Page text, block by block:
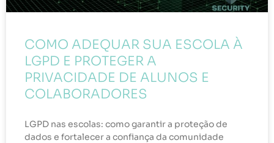
COMO ADEQUAR SUA ESCOLA À
LGPD E PROTEGER A
PRIVACIDADE DE ALUNOS E
COLABORADORES
LGPD nas escolas: como garantir a proteção de
dados e fortalecer a confiança da comunidade